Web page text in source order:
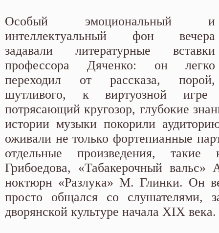
Особый эмоциональный и
интеллектуальный фон вечера
задавали литературные вставки
профессора Дяченко: он легко
переходил от рассказа, порой,
шутливого, к виртуозной
потрясающий кругозор, глубокие
истории музыки покорили
оживали не только фортепианные
отдельные произведения,
Грибоедова, «Табакерочный вальс»
ноктюрн «Разлука» М. Глинки. Он
просто общался со слушателями,
дворянской культуре начала ХIХ века.